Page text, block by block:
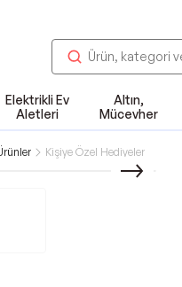
Elektrikli Ev
Aletleri
Altın,
Mücevher
Kişiye Özel Hediyeler